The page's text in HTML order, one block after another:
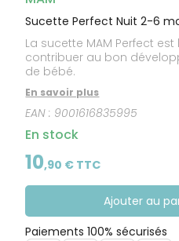
Sucette Perfect Nuit 2-6
La sucette MAM Perfect
contribuer au bon
de bébé.
En savoir plus
EAN : 9001616835995
En stock
10,90 € TTC
Ajouter au
Paiements 100% sécurisés